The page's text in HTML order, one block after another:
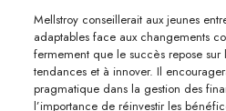
Mellstroy conseillerait aux jeunes
adaptables face aux changements
fermement que le succès repose
tendances et à innover. Il
pragmatique dans la gestion des
l’importance de réinvestir les